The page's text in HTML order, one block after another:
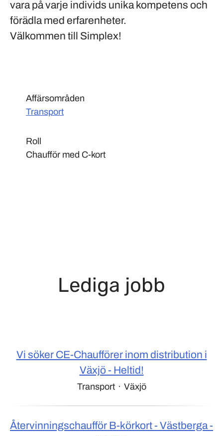
vara på varje individs unika kompetens och
förädla med erfarenheter.
Välkommen till Simplex!
Affärsområden
Transport
Roll
Chaufför med C-kort
Lediga jobb
Vi söker CE-Chaufförer inom distribution i
Växjö - Heltid!
Transport · Växjö
Återvinningschaufför B-körkort - Västberga -